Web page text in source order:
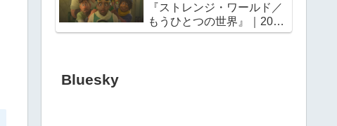
『ストレンジ・ワールド／
もうひとつの世界』｜2022
年11月23日（水・祝）公開
Bluesky